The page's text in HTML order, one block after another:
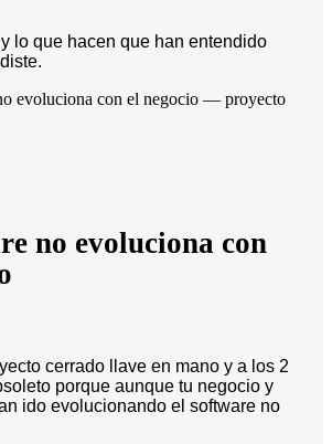
lo que hacen que han entendido
no evoluciona con
cerrado llave en mano y a los 2
porque aunque tu negocio y
ido evolucionando el software no